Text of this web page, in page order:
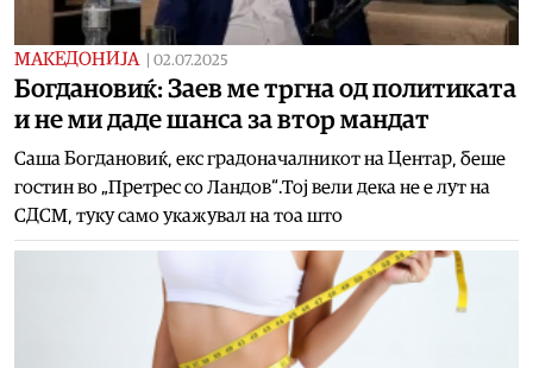
МАКЕДОНИЈА 02.07.2025
Богдановиќ: Заев ме тргна од политиката
и не ми даде шанса за втор мандат
Саша Богдановиќ, екс градоначалникот на Центар, беше
гостин во „Претрес со Ландов“.Тој вели дека не е лут на
СДСМ, туку само укажувал на тоа што